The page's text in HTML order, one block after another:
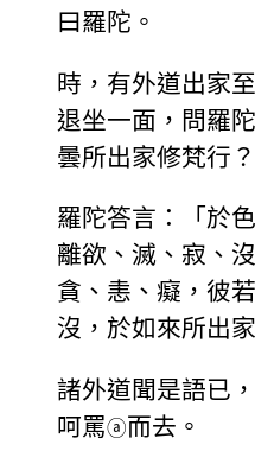
曰羅陀。
時，有外道出家
退坐一面，問羅
曇所出家修梵行？
羅陀答言：「於
離欲、滅、寂、
貪、恚、癡，彼
沒，於如來所出
諸外道聞是語已
呵罵ⓐ而去。